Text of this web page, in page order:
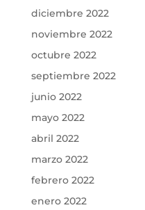
diciembre 2022
noviembre 2022
octubre 2022
septiembre 2022
junio 2022
mayo 2022
abril 2022
marzo 2022
febrero 2022
enero 2022